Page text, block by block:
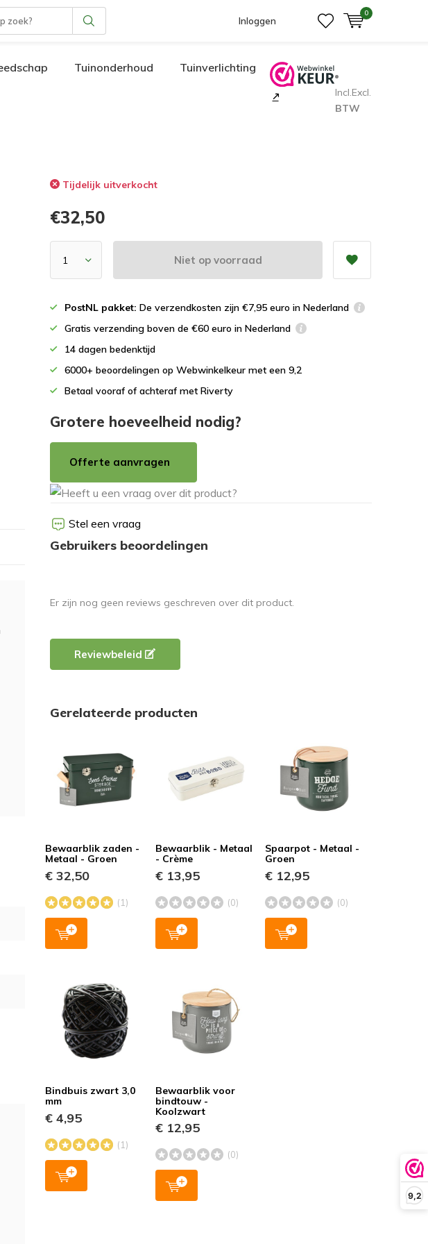
9,2
Inloggen
0
Tuinonderhoud Tuinverlichting
Incl.Excl.
BTW
Tijdelijk uitverkocht
€32,50
Niet op voorraad
PostNL pakket: De verzendkosten zijn €7,95 euro in Nederland
Gratis verzending boven de €60 euro in Nederland
14 dagen bedenktijd
6000+ beoordelingen op Webwinkelkeur met een 9,2
Betaal vooraf of achteraf met Riverty
Grotere hoeveelheid nodig?
Offerte aanvragen
Stel een vraag
Gebruikers beoordelingen
Er zijn nog geen reviews geschreven over dit product.
Reviewbeleid
Gerelateerde producten
Bewaarblik zaden -
Metaal - Groen
€ 32,50
(1)
Bewaarblik - Metaal
- Crème
€ 13,95
(0)
Spaarpot - Metaal -
Groen
€ 12,95
(0)
Bindbuis zwart 3,0
mm
€ 4,95
(1)
Bewaarblik voor
bindtouw -
Koolzwart
€ 12,95
(0)